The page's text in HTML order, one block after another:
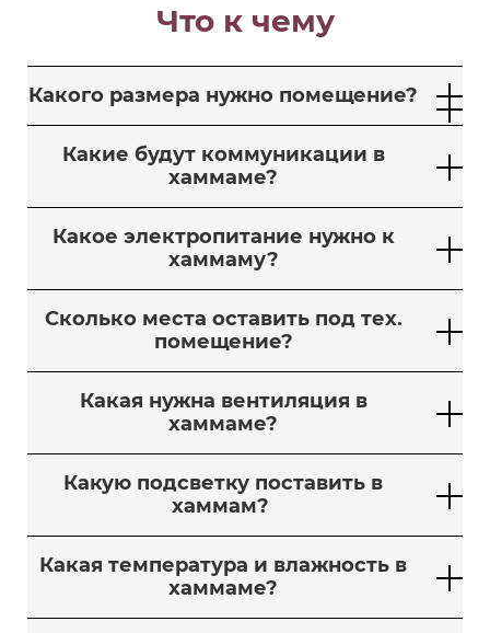
Что к чему
Какого размера нужно помещение?
Какие будут коммуникации в
хаммаме?
Какое электропитание нужно к
хаммаму?
Сколько места оставить под тех.
помещение?
Какая нужна вентиляция в
хаммаме?
Какую подсветку поставить в
хаммам?
Какая температура и влажность в
хаммаме?